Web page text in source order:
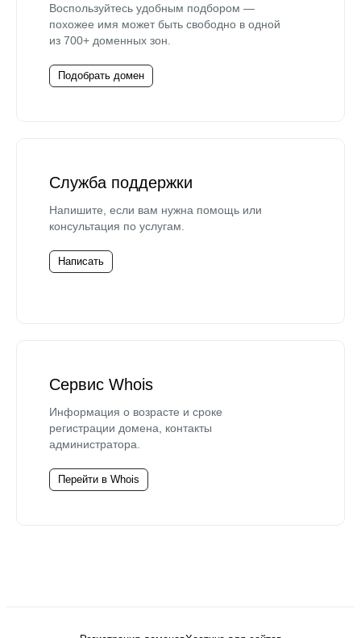
Воспользуйтесь удобным подбором —
похожее имя может быть свободно в одной
из 700+ доменных зон.
Подобрать домен
Служба поддержки
Напишите, если вам нужна помощь или
консультация по услугам.
Написать
Сервис Whois
Информация о возрасте и сроке
регистрации домена, контакты
администратора.
Перейти в Whois